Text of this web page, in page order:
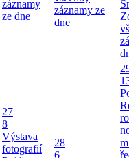
záznamy
ze dne
záznamy ze
dne
27
8
Výstava
fotografií
28
6